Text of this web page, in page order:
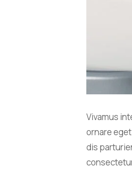
Vivamus
ornare
dis